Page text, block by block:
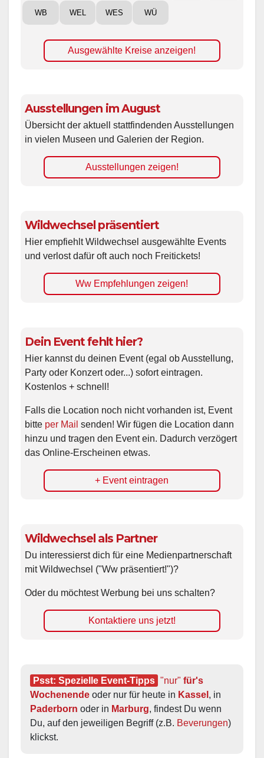
WB WEL WES WÜ
Ausgewählte Kreise anzeigen!
Ausstellungen im August
Übersicht der aktuell stattfindenden Ausstellungen
in vielen Museen und Galerien der Region.
Ausstellungen zeigen!
Wildwechsel präsentiert
Hier empfiehlt Wildwechsel ausgewählte Events
und verlost dafür oft auch noch Freitickets!
Ww Empfehlungen zeigen!
Dein Event fehlt hier?
Hier kannst du deinen Event (egal ob Ausstellung,
Party oder Konzert oder...) sofort eintragen.
Kostenlos + schnell!
Falls die Location noch nicht vorhanden ist, Event
bitte per Mail senden! Wir fügen die Location dann
hinzu und tragen den Event ein. Dadurch verzögert
das Online-Erscheinen etwas.
+ Event eintragen
Wildwechsel als Partner
Du interessierst dich für eine Medienpartnerschaft
mit Wildwechsel ("Ww präsentiert!")?
Oder du möchtest Werbung bei uns schalten?
Kontaktiere uns jetzt!
Psst: Spezielle Event-Tipps "nur" für's
Wochenende oder nur für heute in Kassel
Paderborn oder in Marburg, findest Du wenn
Du, auf den jeweiligen Begriff (z.B. Beverungen)
klickst.